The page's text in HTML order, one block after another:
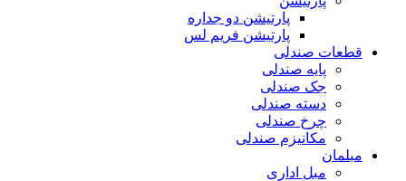
پارتیشن دو جداره
پارتیشن فریم لس
قطعات صندلی
پایه صندلی
جک صندلی
دسته صندلی
چرخ صندلی
مکانیزم صندلی
مبلمان
مبل اداری